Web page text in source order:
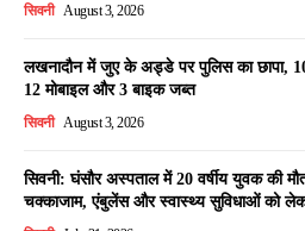
सिवनी August 3, 2026
लखनादौन में जुए के अड्डे पर पुलिस का छापा,
12 मोबाइल और 3 बाइक जब्त
सिवनी August 3, 2026
सिवनी: घंसौर अस्पताल में 20 वर्षीय युवक की
चक्काजाम, एंबुलेंस और स्वास्थ्य सुविधाओं को